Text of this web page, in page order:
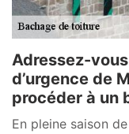
Adressez-
d’urgence de
procéder à un
En pleine saison